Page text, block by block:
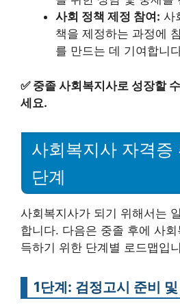
사회 정책 제정 참여: 사
책을 제정하는 과정에
를 만드는 데 기여합니
✅ 중졸 사회복지사로 성장할
세요.
사회복지사 자격증
단계
사회복지사가 되기 위해서는
합니다. 다음은 중졸 후에 사
득하기 위한 단계별 로드맵입
1단계: 검정고시 준비